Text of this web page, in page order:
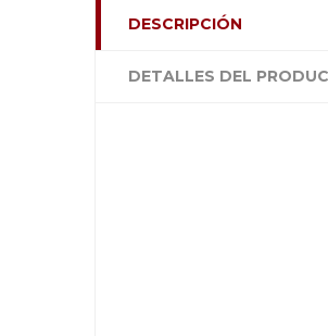
DESCRIPCIÓN
DETALLES DEL